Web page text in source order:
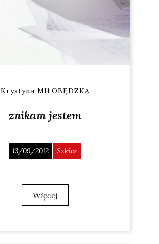
Krystyna MIŁOBĘDZKA
znikam jestem
13/09/2012 Szkice
Więcej